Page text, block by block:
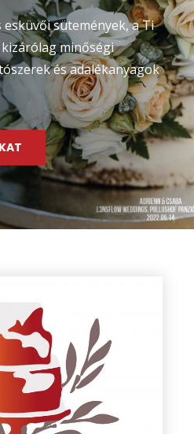
sütemények, a Ti
minőségi
és adalékanyagok